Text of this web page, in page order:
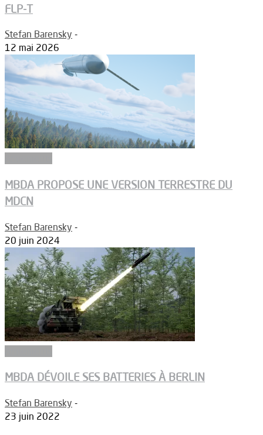
FLP-T
Stefan Barensky -
12 mai 2026
MBDA PROPOSE UNE VERSION TERRESTRE DU
MDCN
Stefan Barensky -
20 juin 2024
MBDA DÉVOILE SES BATTERIES À BERLIN
Stefan Barensky -
23 juin 2022